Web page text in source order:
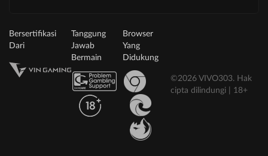
Bersertifikasi
Dari
Tanggung
Jawab
Bermain
Browser
Yang
Didukung
©2026 VIVO303. Hak
cipta dilindungi | 18+